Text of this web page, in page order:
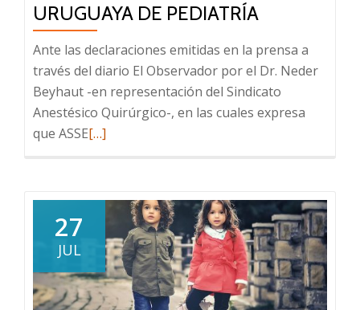
URUGUAYA DE PEDIATRÍA
Ante las declaraciones emitidas en la prensa a
través del diario El Observador por el Dr. Neder
Beyhaut -en representación del Sindicato
Anestésico Quirúrgico-, en las cuales expresa
que ASSELeer
Sociedad
Uruguaya
de
[…]
27
JUL